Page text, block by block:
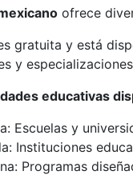
ofrece
gratuita y está
y
educativas
Escuelas y
Instituciones
Programas